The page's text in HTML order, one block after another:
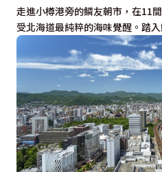
走進小樽港旁的鱗友朝市，在11
受北海道最純粹的海味覺醒。踏